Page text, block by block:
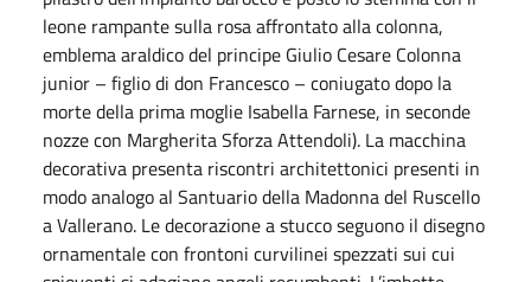
leone rampante sulla rosa affrontato alla colonna,
emblema araldico del principe Giulio Cesare Colonna
junior – figlio di don Francesco – coniugato dopo la
morte della prima moglie Isabella Farnese, in seconde
nozze con Margherita Sforza Attendoli). La macchina
decorativa presenta riscontri architettonici presenti in
modo analogo al Santuario della Madonna del Ruscello
a Vallerano. Le decorazione a stucco seguono il disegno
ornamentale con frontoni curvilinei spezzati sui cui